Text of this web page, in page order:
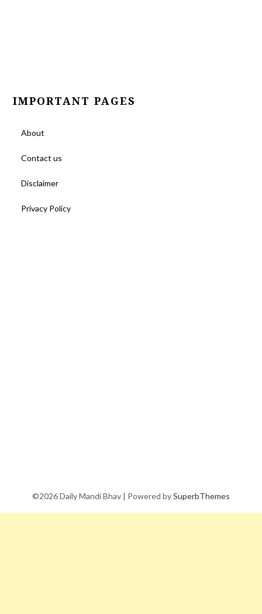
IMPORTANT PAGES
About
Contact us
Disclaimer
Privacy Policy
©2026 Daily Mandi Bhav | Powered bySuperbThemes